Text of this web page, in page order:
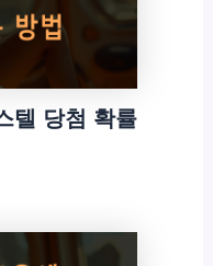
텔 당첨 확률